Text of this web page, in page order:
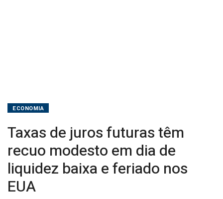
ECONOMIA
Taxas de juros futuras têm
recuo modesto em dia de
liquidez baixa e feriado nos
EUA